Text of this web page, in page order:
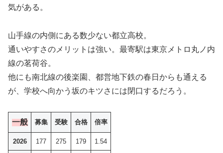
気がある。
山手線の内側にある数少ない都立高校。
通いやすさのメリットは強い。最寄駅は東京メトロ丸ノ内
線の茗荷谷。
他にも南北線の後楽園、都営地下鉄の春日からも通える
が、学校へ向かう坂のキツさには閉口するだろう。
一般 募集 受験 合格 倍率
2026 177 275 179 1.54